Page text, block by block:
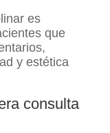
es
que
y estética
consulta